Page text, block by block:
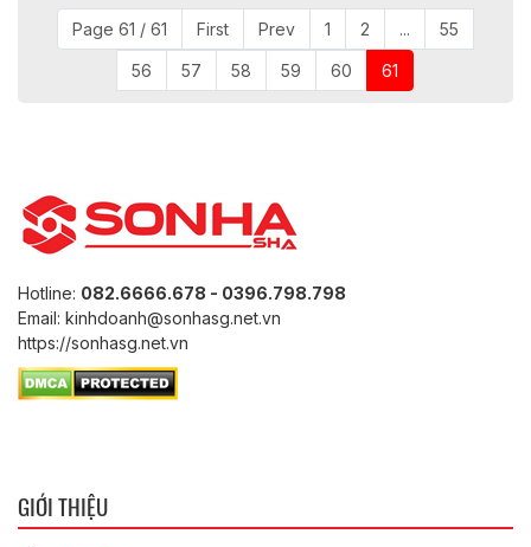
Page 61 / 61 First Prev 1 2 ... 55
56 57 58 59 60 61
Hotline: 082.6666.678 - 0396.798.798
Email: kinhdoanh@sonhasg.net.vn
https://sonhasg.net.vn
GIỚI THIỆU